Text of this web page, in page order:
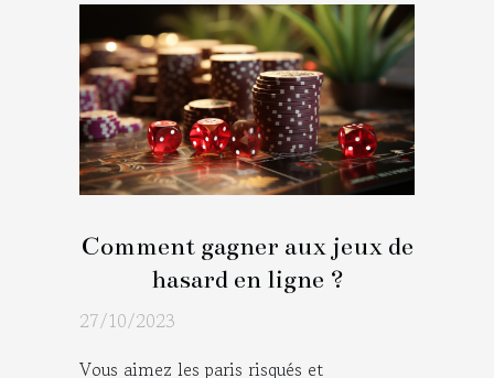
Comment gagner aux jeux de
hasard en ligne ?
27/10/2023
Vous aimez les paris risqués et